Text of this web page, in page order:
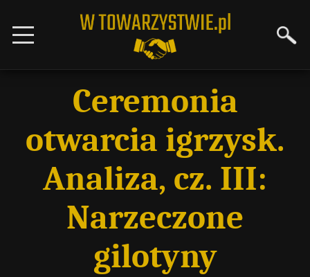
Ceremonia
otwarcia igrzysk.
Analiza, cz. III:
Narzeczone
gilotyny